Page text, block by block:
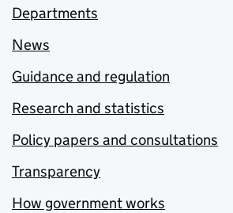
Departments
News
Guidance and regulation
Research and statistics
Policy papers and consultations
Transparency
How government works